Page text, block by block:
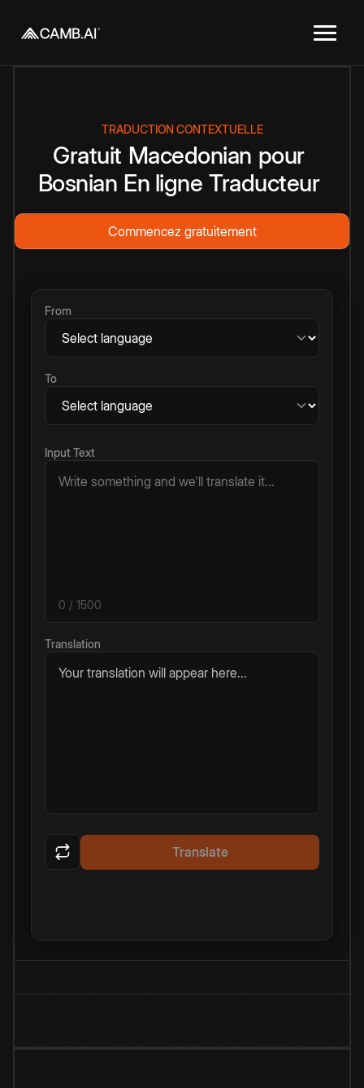
TRADUCTION CONTEXTUELLE
Gratuit Macedonian pour
Bosnian En ligne Traducteur
Commencez gratuitement
From
To
Input Text
0 / 1500
Translation
Your translation will appear here...
Translate